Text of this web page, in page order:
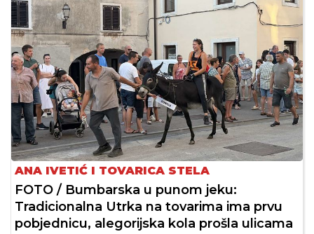
ANA IVETIĆ I TOVARICA STELA
FOTO / Bumbarska u punom jeku:
Tradicionalna Utrka na tovarima ima prvu
pobjednicu, alegorijska kola prošla ulicama